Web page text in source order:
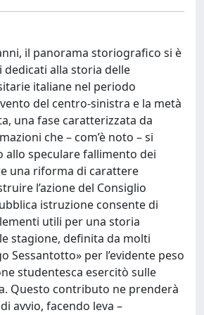
il panorama storiografico si è
alla storia delle
italiane nel periodo
del centro-sinistra e la metà
una fase caratterizzata da
che – com’è noto – si
allo speculare fallimento dei
una riforma di carattere
l’azione del Consiglio
istruzione consente di
utili per una storia
stagione, definita da molti
Sessantotto» per l’evidente peso
studentesca esercitò sulle
Questo contributo ne prenderà
avvio, facendo leva –